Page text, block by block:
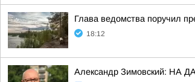
Глава ведомства поручил
18:12
Александр Зимовский: